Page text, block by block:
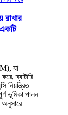
রাখার
যা
ব্যাটারি
নিয়ন্ত্রিত
ভূমিকা পালন
অনুসারে